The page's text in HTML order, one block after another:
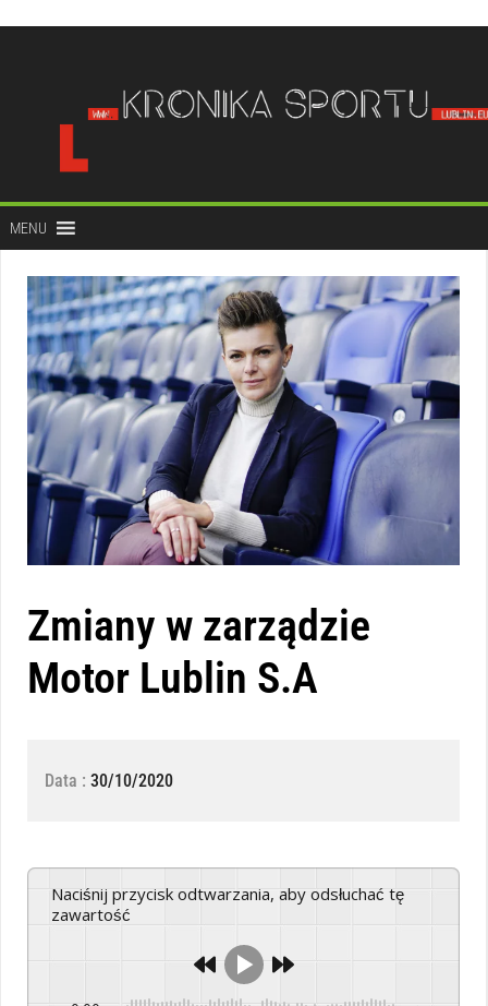
treści
MENU
Zmiany w zarządzie
Motor Lublin S.A
Data : 30/10/2020
Naciśnij przycisk odtwarzania, aby odsłuchać tę
zawartość